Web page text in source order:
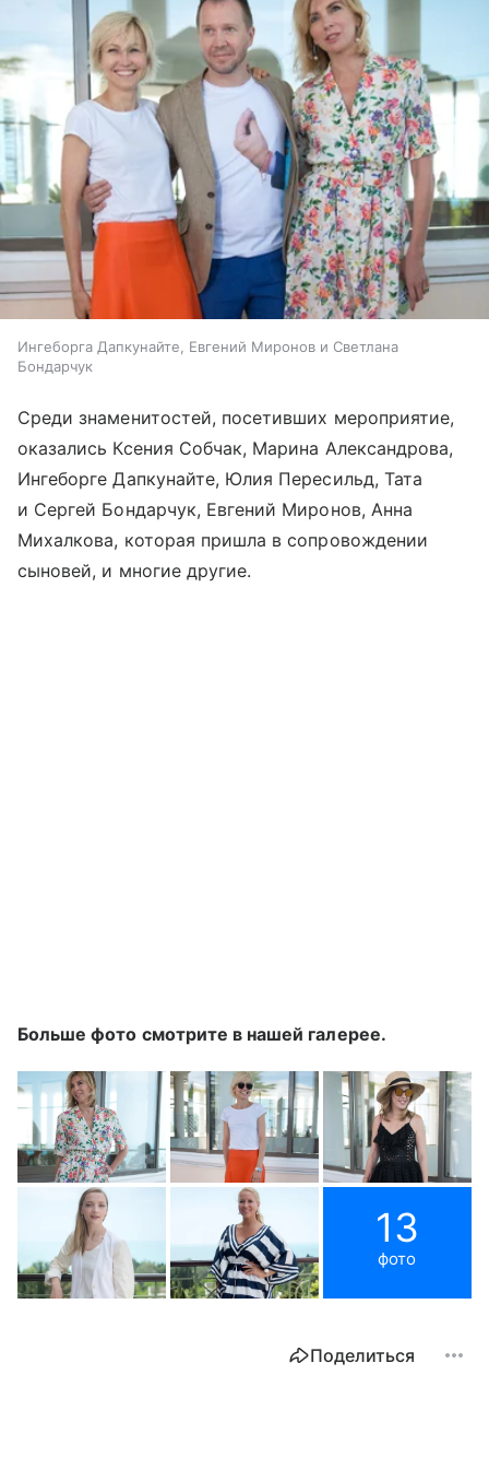
Ингеборга Дапкунайте, Евгений Миронов и Светлана
Бондарчук
Среди знаменитостей, посетивших мероприятие,
оказались Ксения Собчак, Марина Александрова,
Ингеборге Дапкунайте, Юлия Пересильд, Тата
и Сергей Бондарчук, Евгений Миронов, Анна
Михалкова, которая пришла в сопровождении
сыновей, и многие другие.
Больше фото смотрите в нашей галерее.
13
фото
Поделиться